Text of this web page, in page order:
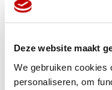
Deze website maakt
We gebruiken cookies
personaliseren, om